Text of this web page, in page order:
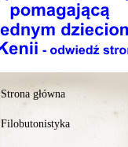
Strona główna
Filobutonistyka